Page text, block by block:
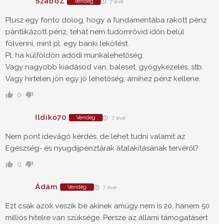
7 éve
Plusz egy fonto dolog, hogy a fundamentába rakott pénz
pántlikázott pénz, tehát nem tudomrövid időn belül
fölvenni, mint pl. egy banki lekötést.
Pl. ha külföldön adódi munkalehetőség.
Vagy nagyobb kiadásod van, baleset, gyógykezelés, stb.
Vagy hirtelen jön egy jó lehetőség, amihez pénz kellene.
0
Ildikó70 Vendég 7 éve
Nem pont idevágó kérdés, de lehet tudni valamit az
Egészség- és nyugdíjpénztárak átalakításának tervéről?
0
Ádám Vendég 7 éve
Ezt csak azok veszik be akinek amúgy nem is 20, hanem 50
milliós hitelre van szüksége. Persze az állami támogatásért